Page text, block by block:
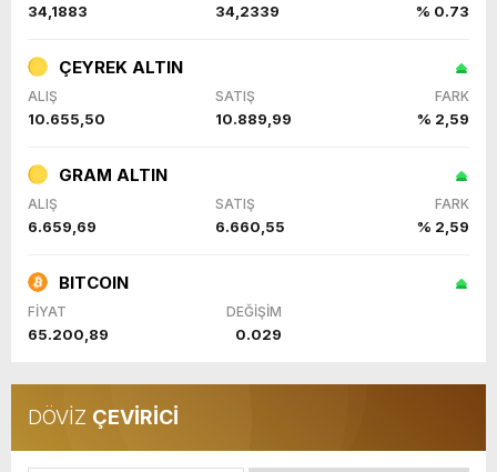
34,1883 34,2339 % 0.73
ÇEYREK ALTIN
ALIŞ SATIŞ FARK
10.655,50 10.889,99 % 2,59
GRAM ALTIN
ALIŞ SATIŞ FARK
6.659,69 6.660,55 % 2,59
BITCOIN
FİYAT DEĞİŞİM
65.200,89 0.029
DÖVİZ ÇEVİRİCİ